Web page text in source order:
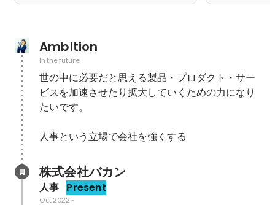
Ambition
In the future
世の中に必要だと思える製品・プロダクト・サー
ビスを加速させたり拡大していくための力になり
たいです。
人事という立場で会社を強くする
株式会社バカン
人事 Present
Oct 2022 -